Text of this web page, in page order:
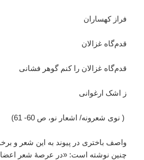
فراز کهساران
قدم‌گاه غزالان
قدم‌گاه غزالان را کنم گوهر فشانی
ز اشک ارغوانی
( نوی شعرونه/ اشعار نو، ص 60- 61)
واصف باختری در پیوند به این شعر و
چنین نوشته است: «در عرصۀ شعر